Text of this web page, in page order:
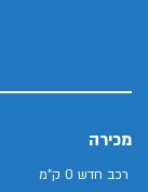
מכירה
רכב חדש 0 ק"מ